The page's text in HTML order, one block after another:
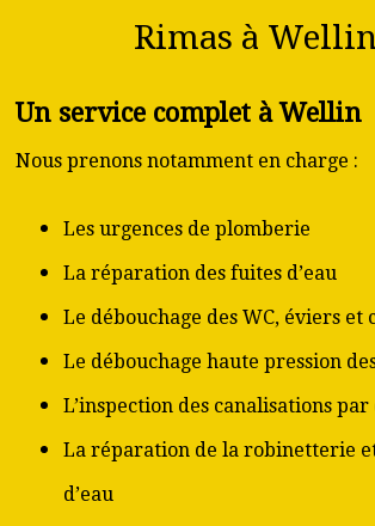
Rimas à
Un service complet à Wellin
Nous prenons notamment en charge :
Les urgences de plomberie
La réparation des fuites d’eau
Le débouchage des WC, éviers et
Le débouchage haute pression
L’inspection des canalisations
La réparation de la robinetterie et
d’eau